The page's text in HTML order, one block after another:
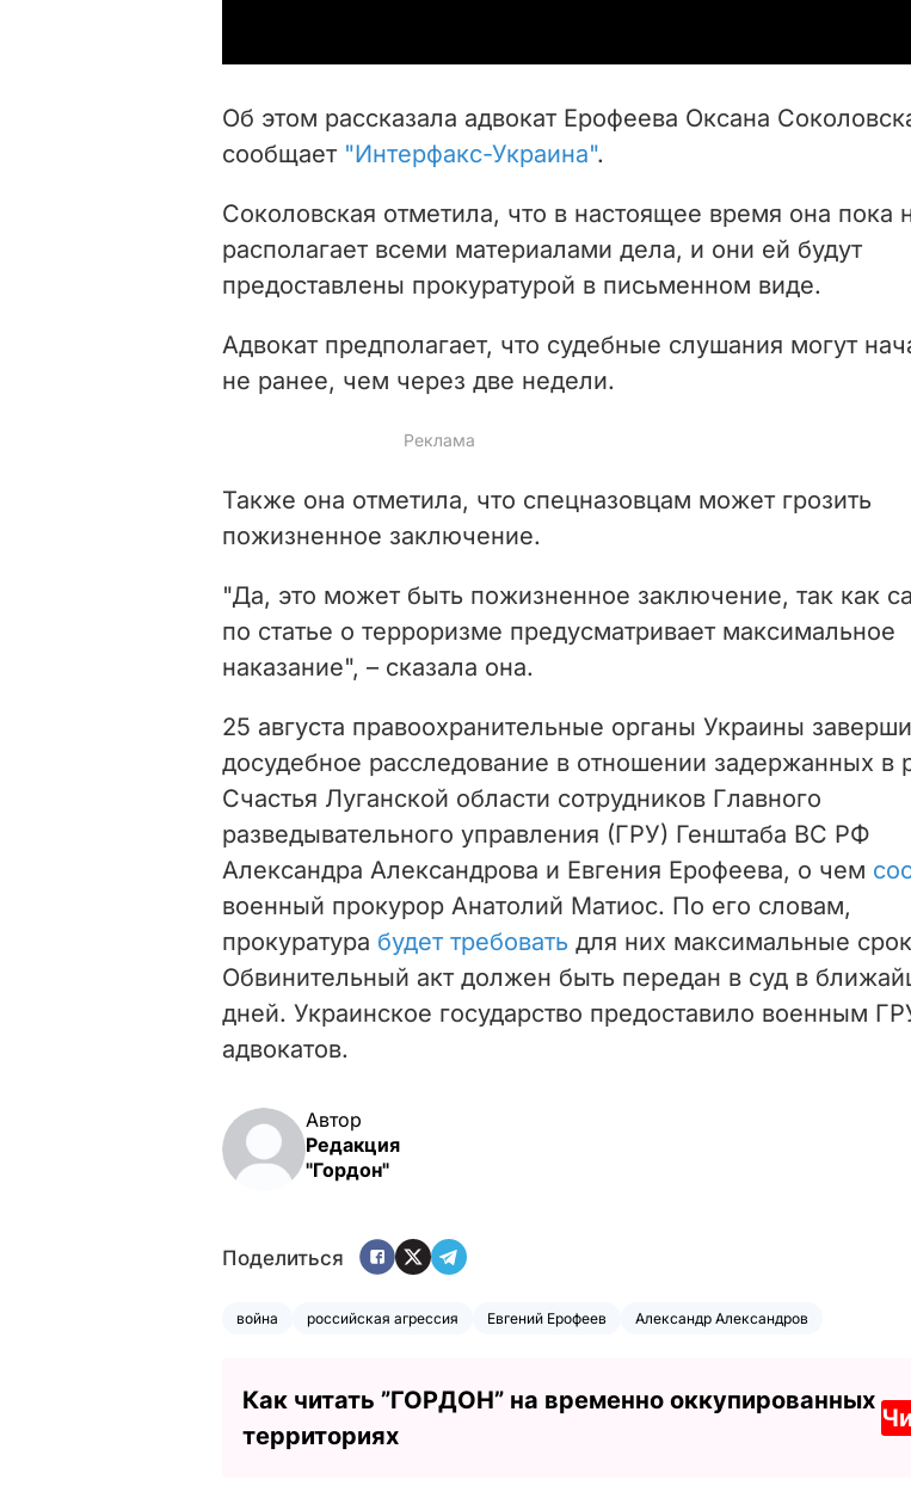
d
e
o
Об этом рассказала адвокат Ерофеева Оксана
сообщает "Интерфакс-Украина".
Соколовская отметила, что в настоящее время она пока
располагает всеми материалами дела, и они ей будут
предоставлены прокуратурой в письменном виде.
Адвокат предполагает, что судебные слушания могут
не ранее, чем через две недели.
Также она отметила, что спецназовцам может грозить
пожизненное заключение.
"Да, это может быть пожизненное заключение, так как
по статье о терроризме предусматривает максимальное
наказание", – сказала она.
25 августа правоохранительные органы Украины
досудебное расследование в отношении задержанных в
Счастья Луганской области сотрудников Главного
разведывательного управления (ГРУ) Генштаба ВС РФ
Александра Александрова и Евгения Ерофеева, о чем
военный прокурор Анатолий Матиос. По его словам,
прокуратура будет требовать для них максимальные
Обвинительный акт должен быть передан в суд в
дней. Украинское государство предоставило военным
адвокатов.
Автор
Редакция
"Гордон"
Поделиться
война российская агрессия Евгений Ерофеев Александр Александров
Как читать ”ГОРДОН” на временно оккупированных
территориях